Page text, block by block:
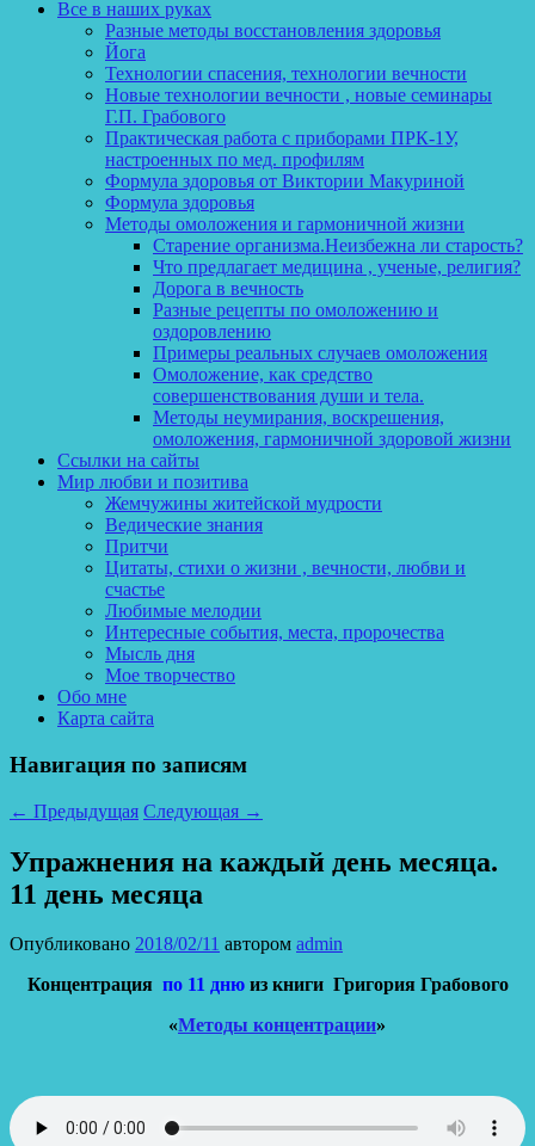
Все в наших руках
Разные методы восстановления здоровья
Йога
Технологии спасения, технологии вечности
Новые технологии вечности , новые семинары
Г.П. Грабового
Практическая работа с приборами ПРК-1У,
настроенных по мед. профилям
Формула здоровья от Виктории Макуриной
Формула здоровья
Методы омоложения и гармоничной жизни
Старение организма.Неизбежна ли старость?
Что предлагает медицина , ученые, религия?
Дорога в вечность
Разные рецепты по омоложению и
оздоровлению
Примеры реальных случаев омоложения
Омоложение, как средство
совершенствования души и тела.
Методы неумирания, воскрешения,
омоложения, гармоничной здоровой жизни
Ссылки на сайты
Мир любви и позитива
Жемчужины житейской мудрости
Ведические знания
Притчи
Цитаты, стихи о жизни , вечности, любви и
счастье
Любимые мелодии
Интересные события, места, пророчества
Мысль дня
Мое творчество
Обо мне
Карта сайта
Навигация по записям
← Предыдущая Следующая →
Упражнения на каждый день месяца.
11 день месяца
Опубликовано 2018/02/11 автором admin
Концентрация по 11 днюиз книги Григория Грабового
«Методы концентрации»